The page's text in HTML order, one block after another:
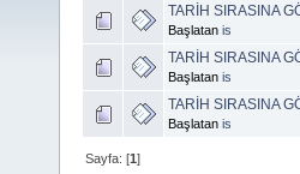
TARİH SIRASINA
Başlatan is
TARİH SIRASINA
Başlatan is
TARİH SIRASINA
Başlatan is
Sayfa: [1]